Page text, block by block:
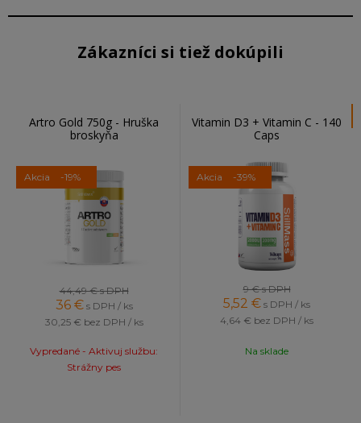
Zákazníci si tiež dokúpili
Artro Gold 750g - Hruška
broskyňa
Akcia -19%
44,49 €s DPH
36 € s DPH / ks
30,25 € bez DPH / ks
Vypredané - Aktivuj službu:
Strážny pes
Vitamin D3 + Vitamin C - 140
Caps
Akcia -39%
9 €s DPH
5,52 € s DPH / ks
4,64 € bez DPH / ks
Na sklade